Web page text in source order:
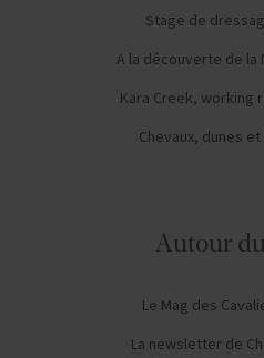
Stage de
A la découverte de la
Kara Creek, working
Chevaux, dunes
Autour
Le Mag des
La newsletter de